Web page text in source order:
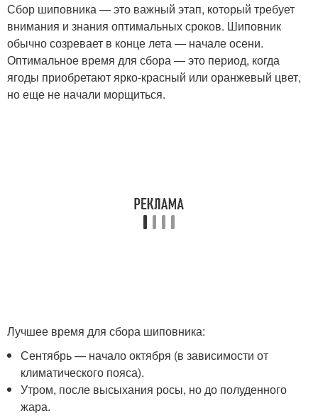
Сбор шиповника — это важный этап, который требует
внимания и знания оптимальных сроков. Шиповник
обычно созревает в конце лета — начале осени.
Оптимальное время для сбора — это период, когда
ягоды приобретают ярко-красный или оранжевый цвет,
но еще не начали морщиться.
Лучшее время для сбора шиповника:
Сентябрь — начало октября (в зависимости от
климатического пояса).
Утром, после высыхания росы, но до полуденного
жара.